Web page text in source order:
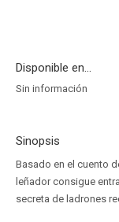
Disponible en...
Sin información
Sinopsis
Basado en el cuento
leñador consigue
secreta de ladrones